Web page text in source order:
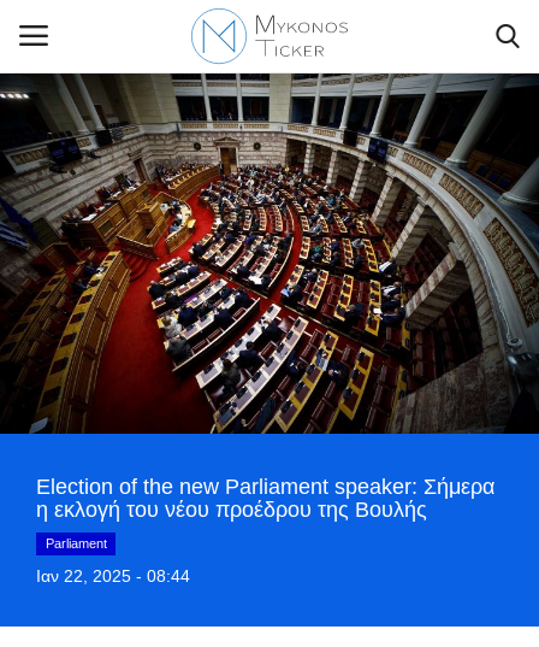
Contact Us
Politique
Business
Travel
World
Style Adorés
Greece
Entertainment
Election of the new Parliament speaker: Σήμερα
η εκλογή του νέου προέδρου της Βουλής
Parliament
Ιαν 22, 2025 - 08:44